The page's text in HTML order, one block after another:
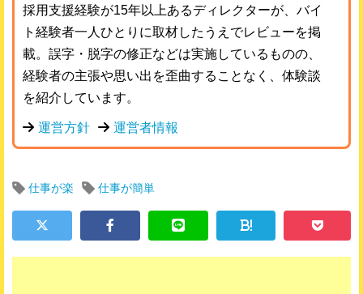
採用支援経験が15年以上あるディレクターが、バイ
ト経験者一人ひとりに取材したうえでレビューを掲
載。誤字・脱字の修正などは実施しているものの、
経験者の主張や思い出を歪曲することなく、体験談
を紹介しています。
運営方針 運営者情報
仕事が楽 仕事が簡単
!